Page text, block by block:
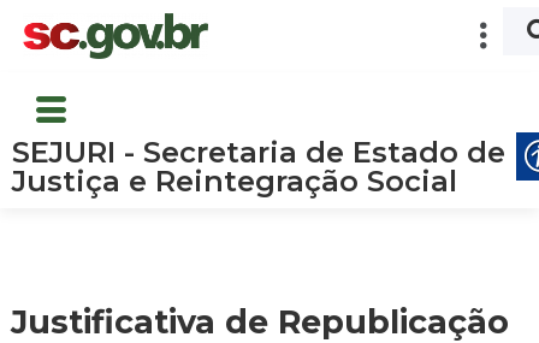
SEJURI - Secretaria de Estado de
Justiça e Reintegração Social
Justificativa de Republicação